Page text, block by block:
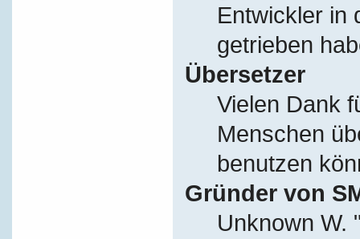
Entwickler in
getrieben
Übersetzer
Vielen Dank
Menschen
benutzen
Gründer von
Unknown W.